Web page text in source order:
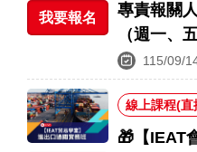
專責報關
（週一、
115/09/
我要報名
線上課程(直
🎁【IEAT